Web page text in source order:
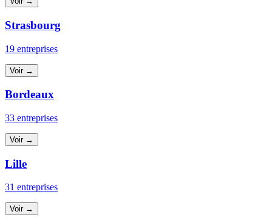
Strasbourg
19 entreprises
Voir →
Bordeaux
33 entreprises
Voir →
Lille
31 entreprises
Voir →